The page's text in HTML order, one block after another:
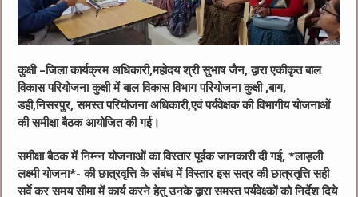
कुक्षी –जिला कार्यक्रम अधिकारी,महोदय श्री सुभाष जैन, द्वारा एकीकृत बाल
विकास परियोजना कुक्षी में बाल विकास विभाग परियोजना कुक्षी ,बाग,
डही,निसरपुर, समस्त परियोजना अधिकारी,एवं पर्यवेक्षक की विभागीय योजनाओं
की समीक्षा बैठक आयोजित की गई।
समीक्षा बैठक में निम्न्न योजनाओं का विस्तार पूर्वक जानकारी दी गई, *लाड़ली
लक्ष्मी योजना*- की छात्रवृत्ति के संबंध में विस्तार इस सत्र की छात्रतृत्ति सही
सर्वे कर समय सीमा में कार्य करने हेतु उनके द्वारा समस्त पर्यवेक्ष्कों को निर्देश दिये